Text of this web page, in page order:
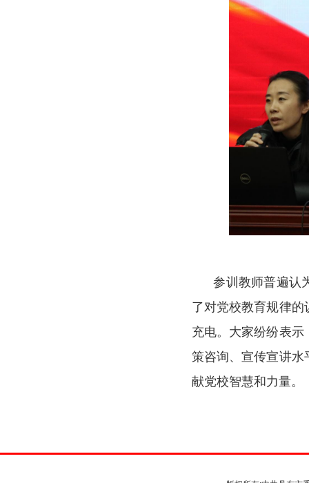
参训教师普遍认
了对党校教育规律
充电。大家纷纷表示
策咨询、宣传宣讲
献党校智慧和力量。